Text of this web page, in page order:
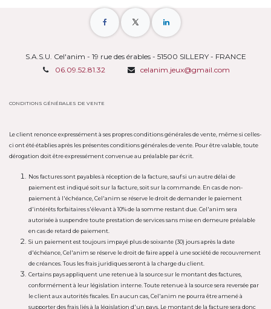
S.A.S.U. Cel'anim - 19 rue des érables - 51500 SILLERY - FRANCE
06.09.52.81.32
celanim.jeux@gmail.com
CONDITIONS GÉNÉRALES DE VENTE
Le client renonce expressément à ses propres conditions générales de vente, même si celles-
ci ont été établies après les présentes conditions générales de vente. Pour être valable, toute
dérogation doit être expressément convenue au préalable par écrit.
Nos factures sont payables à réception de la facture, sauf si un autre délai de
paiement est indiqué soit sur la facture, soit sur la commande. En cas de non-
paiement à l'échéance, Cel'anim se réserve le droit de demander le paiement
d'intérêts forfaitaires s'élevant à 10% de la somme restant due. Cel'anim sera
autorisée à suspendre toute prestation de services sans mise en demeure préalable
en cas de retard de paiement.
Si un paiement est toujours impayé plus de soixante (30) jours après la date
d'échéance, Cel'anim se réserve le droit de faire appel à une société de recouvrement
de créances. Tous les frais juridiques seront à la charge du client.
Certains pays appliquent une retenue à la source sur le montant des factures,
conformément à leur législation interne. Toute retenue à la source sera reversée par
le client aux autorités fiscales. En aucun cas, Cel'anim ne pourra être amené à
supporter des frais liés à la législation d'un pays. Le montant de la facture sera donc